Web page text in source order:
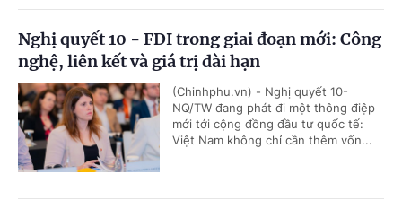
Nghị quyết 10 - FDI trong giai đoạn mới: Công
nghệ, liên kết và giá trị dài hạn
(Chinhphu.vn) - Nghị quyết 10-
NQ/TW đang phát đi một thông điệp
mới tới cộng đồng đầu tư quốc tế:
Việt Nam không chỉ cần thêm vốn...